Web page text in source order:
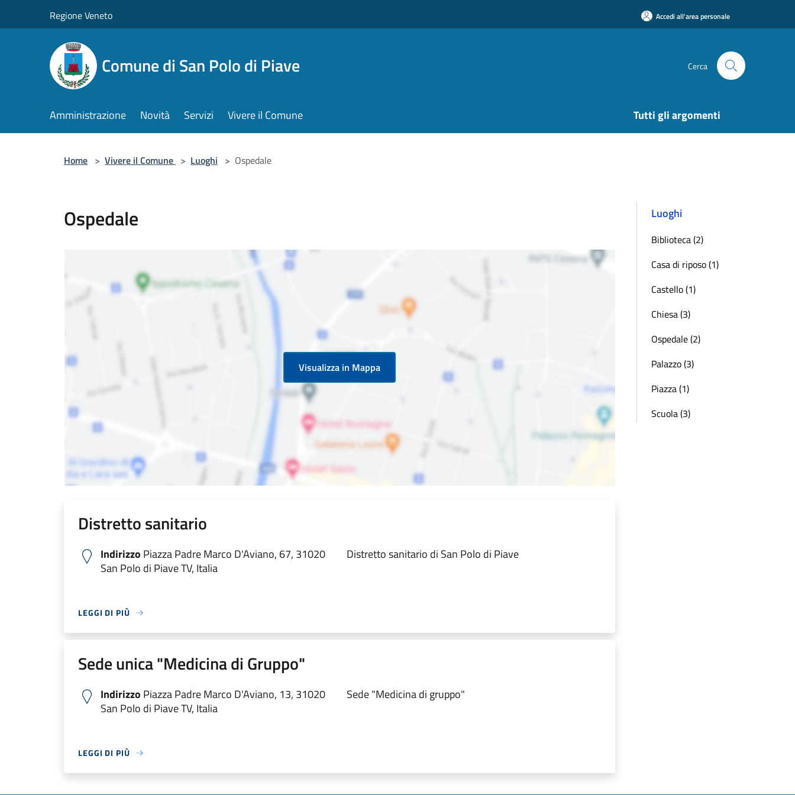
Regione Veneto Accedi all'area personale
Comune di San Polo di Piave Cerca
Amministrazione Novità Servizi Vivere il Comune Tutti gli argomenti
Home > Vivere il Comune > Luoghi > Ospedale
Ospedale
Visualizza in Mappa
Distretto sanitario
Indirizzo Piazza Padre Marco D'Aviano, 67, 31020
San Polo di Piave TV, Italia
Distretto sanitario di San Polo di Piave
LEGGI DI PIÙ
Sede unica "Medicina di Gruppo"
Indirizzo Piazza Padre Marco D'Aviano, 13, 31020
San Polo di Piave TV, Italia
Sede "Medicina di gruppo"
LEGGI DI PIÙ
Luoghi
Biblioteca (2)
Casa di riposo (1)
Castello (1)
Chiesa (3)
Ospedale (2)
Palazzo (3)
Piazza (1)
Scuola (3)